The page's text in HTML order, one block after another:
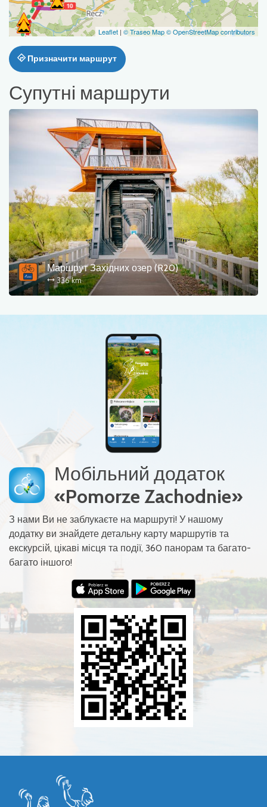
Leaflet | © Traseo Map© OpenStreetMap contributors
Призначити маршрут
Супутні маршрути
Маршрут Західних озер (R20)
336 km
Мобільний додаток
«Pomorze Zachodnie»
З нами Ви не заблукаєте на маршруті! У нашому
додатку ви знайдете детальну карту маршрутів та
екскурсій, цікаві місця та події, 360 панорам та багато-
багато іншого!